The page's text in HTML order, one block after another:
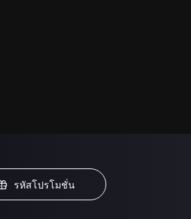
รหัสโปรโมชั่น